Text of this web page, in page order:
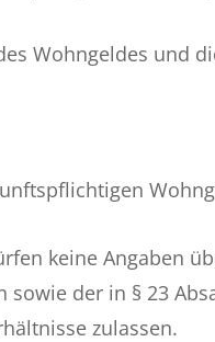
Wohngeldes und
keine Angaben
der in § 23
zulassen.